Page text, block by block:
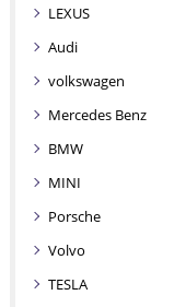
LEXUS
Audi
volkswagen
Mercedes Benz
BMW
MINI
Porsche
Volvo
TESLA